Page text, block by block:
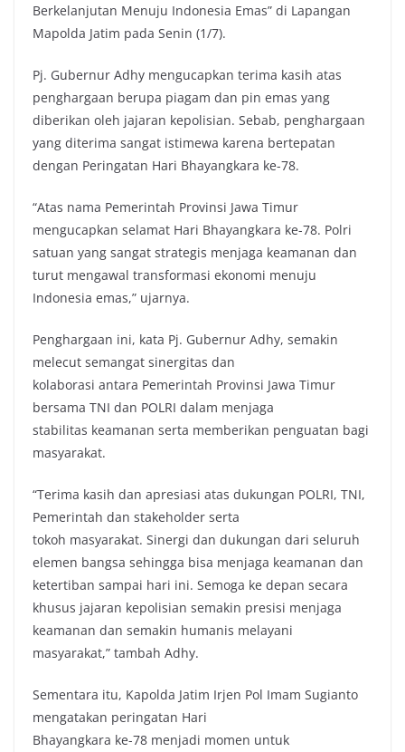
Berkelanjutan Menuju Indonesia Emas” di Lapangan
Mapolda Jatim pada Senin (1/7).
Pj. Gubernur Adhy mengucapkan terima kasih atas
penghargaan berupa piagam dan pin emas yang
diberikan oleh jajaran kepolisian. Sebab, penghargaan
yang diterima sangat istimewa karena bertepatan
dengan Peringatan Hari Bhayangkara ke-78.
“Atas nama Pemerintah Provinsi Jawa Timur
mengucapkan selamat Hari Bhayangkara ke-78. Polri
satuan yang sangat strategis menjaga keamanan dan
turut mengawal transformasi ekonomi menuju
Indonesia emas,” ujarnya.
Penghargaan ini, kata Pj. Gubernur Adhy, semakin
melecut semangat sinergitas dan
kolaborasi antara Pemerintah Provinsi Jawa Timur
bersama TNI dan POLRI dalam menjaga
stabilitas keamanan serta memberikan penguatan bagi
masyarakat.
“Terima kasih dan apresiasi atas dukungan POLRI, TNI,
Pemerintah dan stakeholder serta
tokoh masyarakat. Sinergi dan dukungan dari seluruh
elemen bangsa sehingga bisa menjaga keamanan dan
ketertiban sampai hari ini. Semoga ke depan secara
khusus jajaran kepolisian semakin presisi menjaga
keamanan dan semakin humanis melayani
masyarakat,” tambah Adhy.
Sementara itu, Kapolda Jatim Irjen Pol Imam Sugianto
mengatakan peringatan Hari
Bhayangkara ke-78 menjadi momen untuk